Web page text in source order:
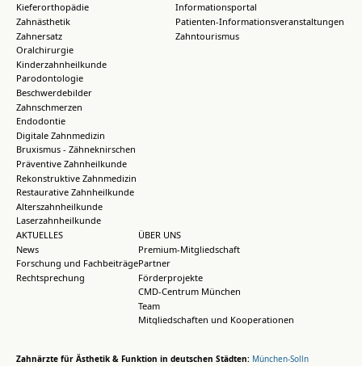
Kieferorthopädie
Zahnästhetik
Zahnersatz
Oralchirurgie
Kinderzahnheilkunde
Parodontologie
Beschwerdebilder
Zahnschmerzen
Endodontie
Digitale Zahnmedizin
Bruxismus - Zähneknirschen
Präventive Zahnheilkunde
Rekonstruktive Zahnmedizin
Restaurative Zahnheilkunde
Alterszahnheilkunde
Laserzahnheilkunde
Informationsportal
Patienten-Informationsveranstaltungen
Zahntourismus
AKTUELLES
News
Forschung und Fachbeiträge
Rechtsprechung
ÜBER UNS
Premium-Mitgliedschaft
Partner
Förderprojekte
CMD-Centrum München
Team
Mitgliedschaften und Kooperationen
Zahnärzte für Ästhetik & Funktion in deutschen Städten: München-Solln